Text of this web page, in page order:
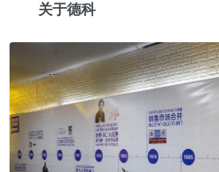
关于德科